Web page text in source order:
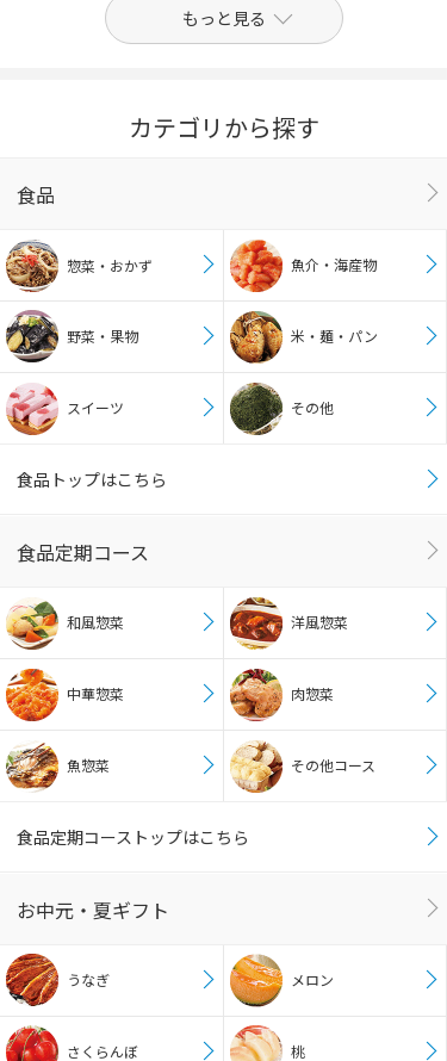
もっと見る
カテゴリから探す
食品
惣菜・おかず 魚介・海産物
野菜・果物 米・麺・パン
スイーツ その他
食品トップはこちら
食品定期コース
和風惣菜 洋風惣菜
中華惣菜 肉惣菜
魚惣菜 その他コース
食品定期コーストップはこちら
お中元・夏ギフト
うなぎ メロン
さくらんぼ 桃